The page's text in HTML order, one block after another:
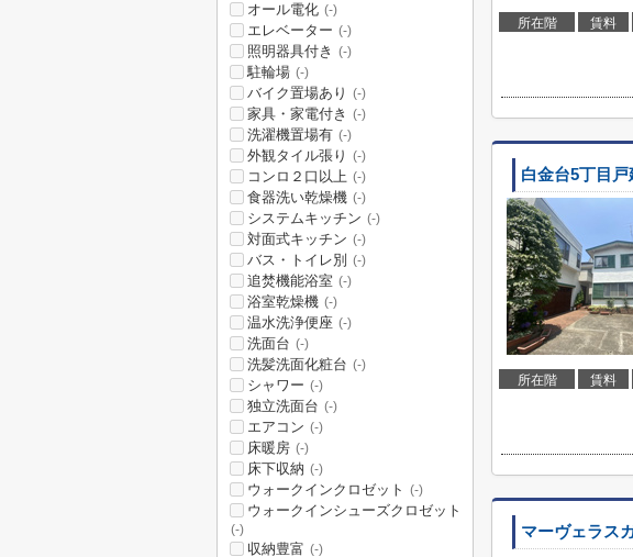
所在階 賃料
白金台5丁目戸
所在階 賃料
マーヴェラス
オール電化 (-)
エレベーター (-)
照明器具付き (-)
駐輪場 (-)
バイク置場あり (-)
家具・家電付き (-)
洗濯機置場有 (-)
外観タイル張り (-)
コンロ２口以上 (-)
食器洗い乾燥機 (-)
システムキッチン (-)
対面式キッチン (-)
バス・トイレ別 (-)
追焚機能浴室 (-)
浴室乾燥機 (-)
温水洗浄便座 (-)
洗面台 (-)
洗髪洗面化粧台 (-)
シャワー (-)
独立洗面台 (-)
エアコン (-)
床暖房 (-)
床下収納 (-)
ウォークインクロゼット (-)
ウォークインシューズクロゼット
(-)
収納豊富 (-)